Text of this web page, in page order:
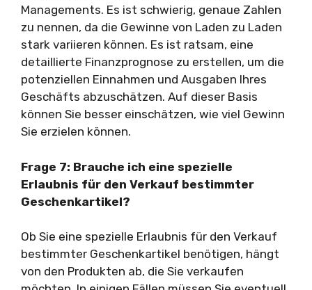
Managements. Es ist schwierig, genaue Zahlen
zu nennen, da die Gewinne von Laden zu Laden
stark variieren können. Es ist ratsam, eine
detaillierte Finanzprognose zu erstellen, um die
potenziellen Einnahmen und Ausgaben Ihres
Geschäfts abzuschätzen. Auf dieser Basis
können Sie besser einschätzen, wie viel Gewinn
Sie erzielen können.
Frage 7: Brauche ich eine spezielle
Erlaubnis für den Verkauf bestimmter
Geschenkartikel?
Ob Sie eine spezielle Erlaubnis für den Verkauf
bestimmter Geschenkartikel benötigen, hängt
von den Produkten ab, die Sie verkaufen